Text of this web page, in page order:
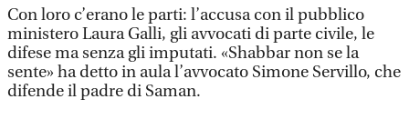
Con loro c’erano le parti: l’accusa con il pubblico
ministero Laura Galli, gli avvocati di parte civile, le
difese ma senza gli imputati. «Shabbar non se la
sente» ha detto in aula l’avvocato Simone Servillo, che
difende il padre di Saman.